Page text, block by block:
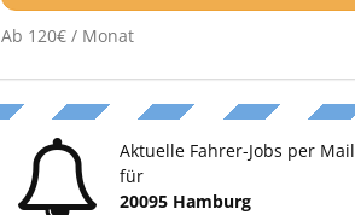
Ab 120€ / Monat
Aktuelle Fahrer-Jobs per Mail
für
20095 Hamburg